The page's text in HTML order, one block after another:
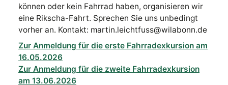
können oder kein Fahrrad haben, organisieren wir
eine Rikscha-Fahrt. Sprechen Sie uns unbedingt
vorher an. Kontakt: martin.leichtfuss@wilabonn.de
Zur Anmeldung für die erste Fahrradexkursion am
16.05.2026
Zur Anmeldung für die zweite Fahrradexkursion
am 13.06.2026